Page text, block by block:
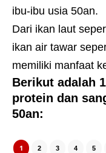
ibu-ibu usia 50an.
Dari ikan laut
ikan air tawar
memiliki manfaat
Berikut adalah
protein dan
50an:
1 2 3 4 5